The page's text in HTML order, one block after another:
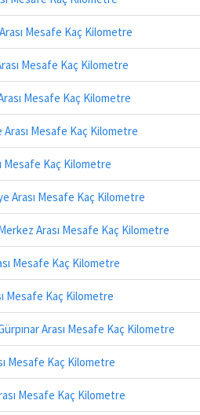
Mesafe Kaç Kilometre
Mesafe Kaç Kilometre
Mesafe Kaç Kilometre
Mesafe Kaç Kilometre
Mesafe Kaç Kilometre
Arası Mesafe Kaç Kilometre
Arası Mesafe Kaç Kilometre
Mesafe Kaç Kilometre
Mesafe Kaç Kilometre
Arası Mesafe Kaç Kilometre
Mesafe Kaç Kilometre
Mesafe Kaç Kilometre